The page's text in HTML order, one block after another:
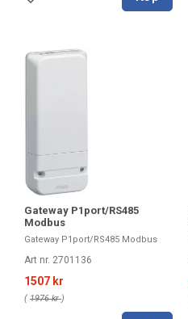
Gateway P1port/RS485
Modbus
Gateway P1port/RS485 Modbus
Art nr. 2701136
1507 kr
( 1976 kr)